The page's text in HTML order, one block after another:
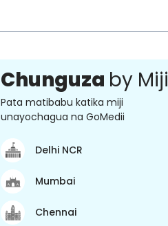
Chunguza by Miji
Pata matibabu katika miji
unayochagua na GoMedii
Delhi NCR
Mumbai
Chennai